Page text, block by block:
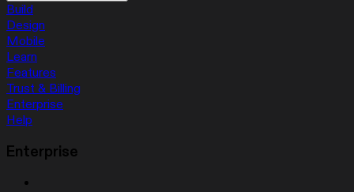
Build
Design
Mobile
Learn
Features
Trust & Billing
Enterprise
Help
Enterprise